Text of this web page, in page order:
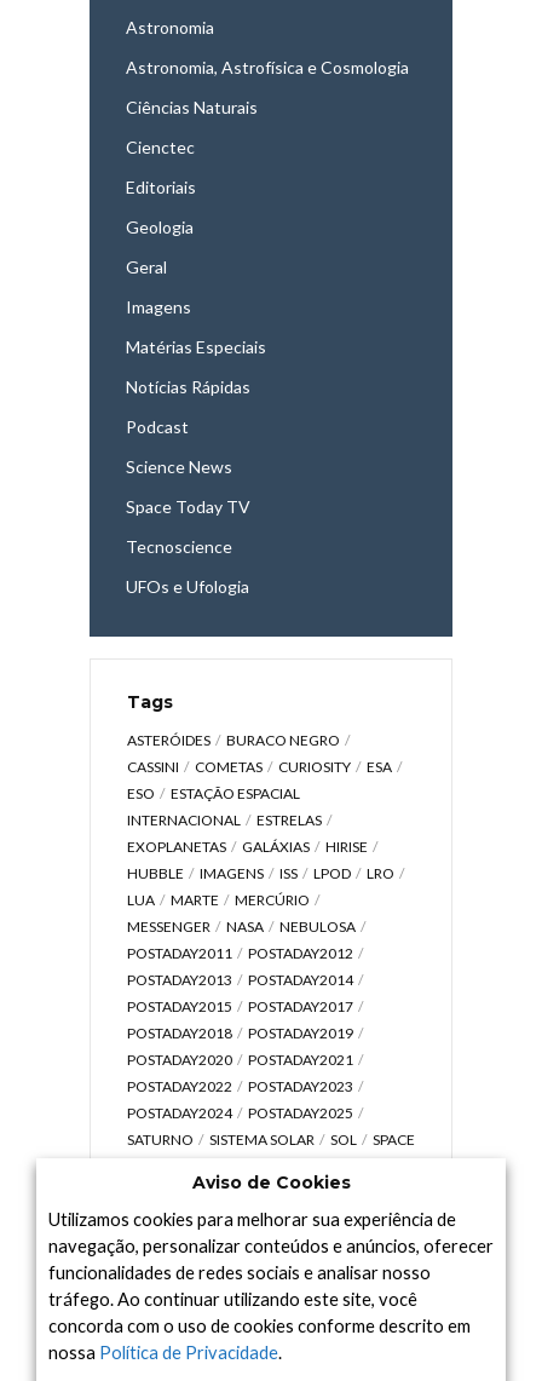
Astronomia
Astronomia, Astrofísica e Cosmologia
Ciências Naturais
Cienctec
Editoriais
Geologia
Geral
Imagens
Matérias Especiais
Notícias Rápidas
Podcast
Science News
Space Today TV
Tecnoscience
UFOs e Ufologia
Tags
ASTERÓIDES
BURACO NEGRO
CASSINI
COMETAS CURIOSITY
ESA
ESO
ESTAÇÃO ESPACIAL
INTERNACIONAL
ESTRELAS
EXOPLANETAS
GALÁXIAS
HIRISE
HUBBLE
IMAGENS ISS LPOD
LRO
LUA
MARTE
MERCÚRIO
MESSENGER
NASA
NEBULOSA
POSTADAY2011
POSTADAY2012
POSTADAY2013
POSTADAY2014
POSTADAY2015
POSTADAY2017
POSTADAY2018
POSTADAY2019
POSTADAY2020
POSTADAY2021
POSTADAY2022
POSTADAY2023
POSTADAY2024
POSTADAY2025
SATURNO
SISTEMA SOLAR SOL
SPACE
UNIVERSO
VÍDEO
Arquivo
Arquivo
Aviso de Cookies
Utilizamos cookies para melhorar sua experiência de
navegação, personalizar conteúdos e anúncios, oferecer
funcionalidades de redes sociais e analisar nosso
tráfego. Ao continuar utilizando este site, você
concorda com o uso de cookies conforme descrito em
nossa Política de Privacidade.